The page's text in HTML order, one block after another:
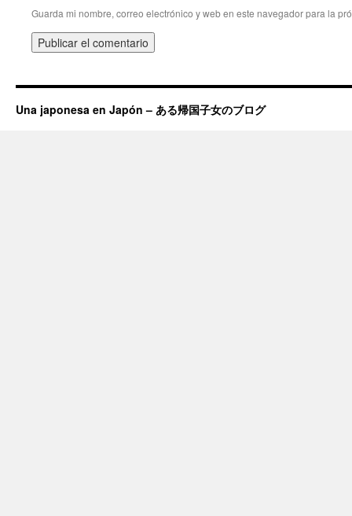
Guarda mi nombre, correo electrónico y web en este navegador para la
Una japonesa en Japón – ある帰国子女のブログ